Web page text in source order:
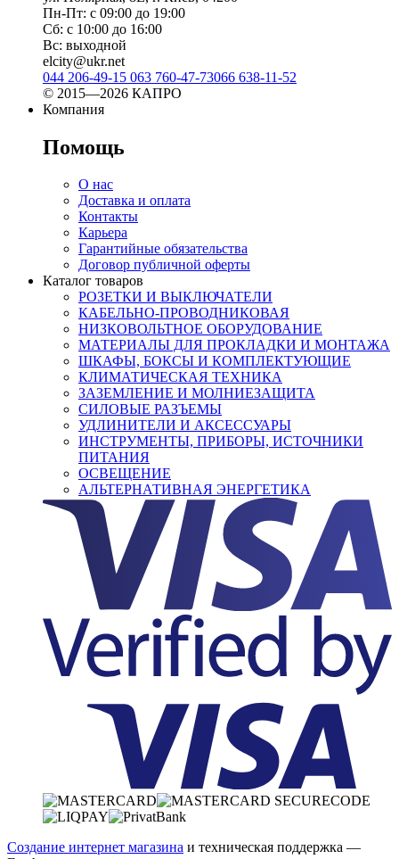
Пн-Пт: с 09:00 до 19:00
Сб: с 10:00 до 16:00
Вс: выходной
elcity@ukr.net
044 206-49-15 063 760-47-73066 638-11-52
© 2015—2026 КАПРО
Компания
Помощь
О нас
Доставка и оплата
Контакты
Карьера
Гарантийные обязательства
Договор публичной оферты
Каталог товаров
РОЗЕТКИ И ВЫКЛЮЧАТЕЛИ
КАБЕЛЬНО-ПРОВОДНИКОВАЯ
НИЗКОВОЛЬТНОЕ ОБОРУДОВАНИЕ
МАТЕРИАЛЫ ДЛЯ ПРОКЛАДКИ И МОНТАЖА
ШКАФЫ, БОКСЫ И КОМПЛЕКТУЮЩИЕ
КЛИМАТИЧЕСКАЯ ТЕХНИКА
ЗАЗЕМЛЕНИЕ И МОЛНИЕЗАЩИТА
СИЛОВЫЕ РАЗЪЕМЫ
УДЛИНИТЕЛИ И АКСЕССУАРЫ
ИНСТРУМЕНТЫ, ПРИБОРЫ, ИСТОЧНИКИ
ПИТАНИЯ
ОСВЕЩЕНИЕ
АЛЬТЕРНАТИВНАЯ ЭНЕРГЕТИКА
Создание интернет магазина и техническая поддержка —